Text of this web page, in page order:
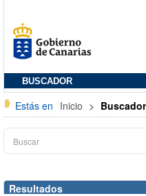
BUSCADOR
Estás en Inicio > Buscador
Resultados